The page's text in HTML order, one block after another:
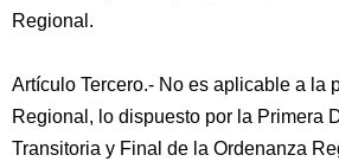
Regional.
Artículo Tercero.- No es aplicable a la
Regional, lo dispuesto por la Primera
Transitoria y Final de la Ordenanza